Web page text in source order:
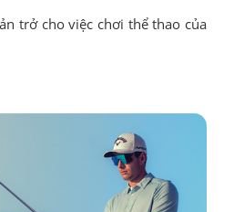
trở cho việc chơi thể thao của